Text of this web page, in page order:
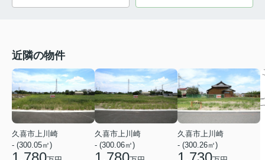
近隣の物件
久喜市上川崎
- (300.05㎡)
久喜市上川崎
- (300.06㎡)
久喜市上川崎
- (300.26㎡)